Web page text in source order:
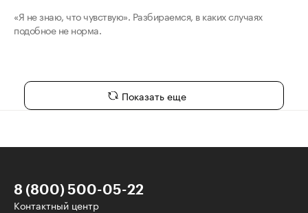
«Я не знаю, что чувствую». Разбираемся, в каких случаях
подобное не норма.
Показать еще
8 (800) 500-05-22
Контактный центр